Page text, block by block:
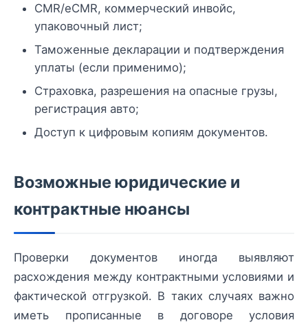
CMR/eCMR, коммерческий инвойс,
упаковочный лист;
Таможенные декларации и подтверждения
уплаты (если применимо);
Страховка, разрешения на опасные грузы,
регистрация авто;
Доступ к цифровым копиям документов.
Возможные юридические и
контрактные нюансы
Проверки документов иногда выявляют
расхождения между контрактными условиями и
фактической отгрузкой. В таких случаях важно
иметь прописанные в договоре условия